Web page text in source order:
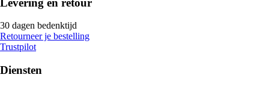
30 dagen bedenktijd
Retourneer je bestelling
Trustpilot
Diensten